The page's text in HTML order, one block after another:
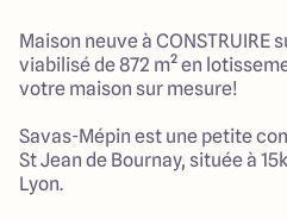
Maison neuve à
viabilisé de 872 m² en
votre maison sur mesure!
Savas-Mépin est une petite
St Jean de Bournay, située à
Lyon.